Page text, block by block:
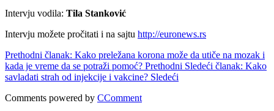
Intervju vodila: Tila Stanković
Intervju možete pročitati i na sajtu http://euronews.rs
Prethodni članak: Kako preležana korona može da utiče na mozak i
kada je vreme da se potraži pomoć? Prethodni Sledeći članak: Kako
savladati strah od injekcije i vakcine? Sledeći
Comments powered by CComment